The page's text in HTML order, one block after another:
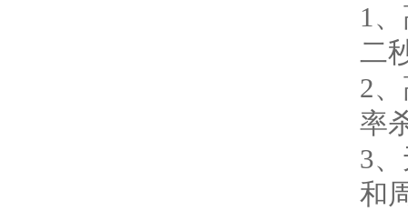
1
二
2
率
3
和